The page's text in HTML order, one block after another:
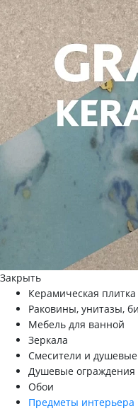
Закрыть
Керамическая
Раковины, унитазы,
Мебель для ванной
Зеркала
Смесители и
Душевые ограждения
Обои
Предметы интерьера